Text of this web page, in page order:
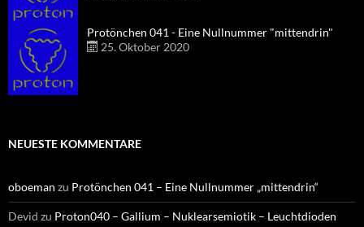
Protönchen 041 - Eine Nullnummer "mittendrin"
25. Oktober 2020
NEUESTE KOMMENTARE
oboeman zu Protönchen 041 – Eine Nullnummer „mittendrin“
Devid zu Proton040 – Gallium – Nuklearsemiotik – Leuchtdioden